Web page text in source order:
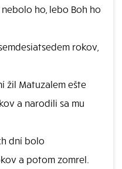
ho, lebo Boh ho
rokov,
žil Matuzalem ešte
a narodili sa mu
dní bolo
a potom zomrel.